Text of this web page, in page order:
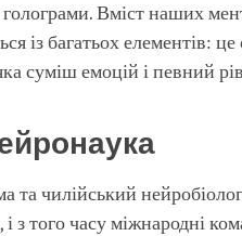
Вміст наших
із багатьох елементів:
суміш емоцій і певний
та чилійський
, і з того часу міжнародні